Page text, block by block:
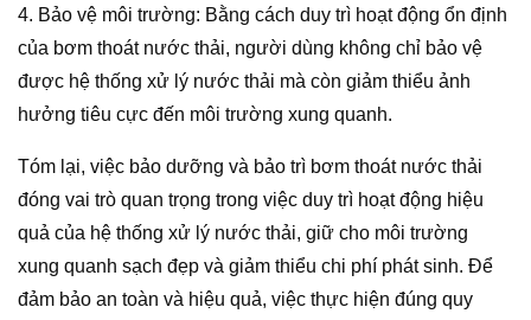
4. Bảo vệ môi trường: Bằng cách duy trì hoạt động ổn định
của bơm thoát nước thải, người dùng không chỉ bảo vệ
được hệ thống xử lý nước thải mà còn giảm thiểu ảnh
hưởng tiêu cực đến môi trường xung quanh.
Tóm lại, việc bảo dưỡng và bảo trì bơm thoát nước thải
đóng vai trò quan trọng trong việc duy trì hoạt động hiệu
quả của hệ thống xử lý nước thải, giữ cho môi trường
xung quanh sạch đẹp và giảm thiểu chi phí phát sinh. Để
đảm bảo an toàn và hiệu quả, việc thực hiện đúng quy